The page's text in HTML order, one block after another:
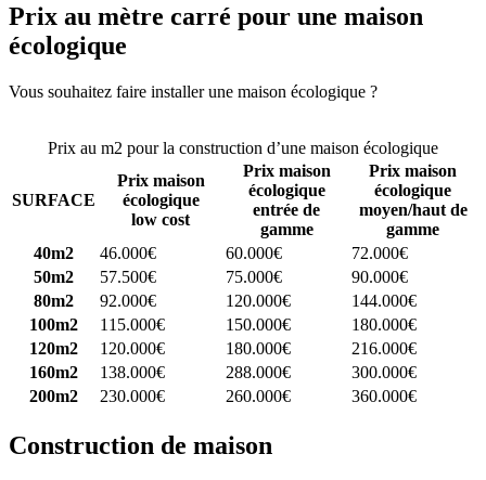
Prix au mètre carré pour une maison
écologique
Vous souhaitez faire installer une maison écologique ?
Prix au m2 pour la construction d’une maison écologique
SURFACE
Prix maison
écologique
low cost
Prix maison
écologique
entrée de
gamme
Prix maison
écologique
moyen/haut de
gamme
40m2
46.000€ 60.000€
72.000€
50m2
57.500€ 75.000€
90.000€
80m2
92.000€ 120.000€
144.000€
100m2
115.000€ 150.000€
180.000€
120m2
120.000€ 180.000€
216.000€
160m2
138.000€ 288.000€
300.000€
200m2
230.000€ 260.000€ 360.000€
Construction de maison